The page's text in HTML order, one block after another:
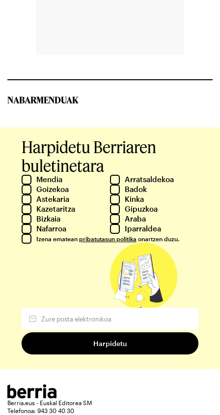
NABARMENDUAK
Harpidetu Berriaren
buletinetara
Mendia
Arratsaldekoa
Goizekoa
Badok
Astekaria
Kinka
Kazetaritza
Gipuzkoa
Bizkaia
Araba
Nafarroa
Iparraldea
Izena ematean pribatutasun politika onartzen duzu.
Berria.eus - Euskal Editorea SM
Telefonoa: 943 30 40 30